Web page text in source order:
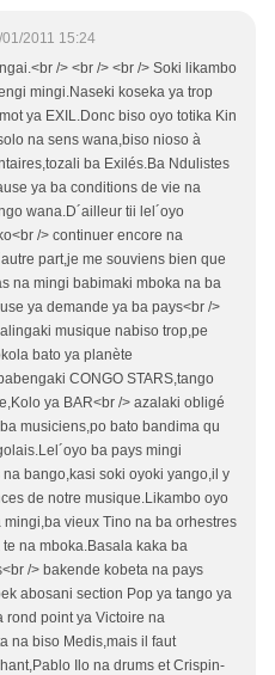
01/2011 15:24
/> <br /> <br /> Soki likambo
mingi.Naseki koseka ya trop
ya EXIL.Donc biso oyo totika Kin
na sens wana,biso nioso à
ba Exilés.Ba Ndulistes
ya ba conditions de vie na
wana.D´ailleur tii lel´oyo
/> continuer encore na
part,je me souviens bien que
na mingi babimaki mboka na ba
ya demande ya ba pays<br />
musique nabiso trop,pe
bato ya planète
CONGO STARS,tango
ya BAR<br /> azalaki obligé
musiciens,po bato bandima qu
ba pays mingi
bango,kasi soki oyoki yango,il y
de notre musique.Likambo oyo
vieux Tino na ba orhestres
na mboka.Basala kaka ba
/> bakende kobeta na pays
abosani section Pop ya tango ya
rond point ya Victoire na
na biso Medis,mais il faut
Ilo na drums et Crispin-